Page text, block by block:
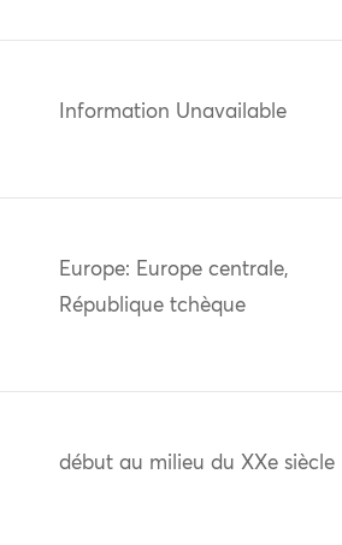
Information Unavailable
Europe: Europe centrale,
République tchèque
début au milieu du XXe siècle